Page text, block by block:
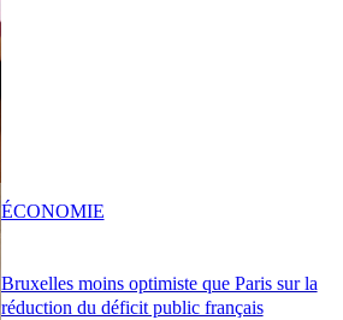
Bruxelles moins optimiste que Paris sur la
réduction du déficit public français
ÉCONOMIE